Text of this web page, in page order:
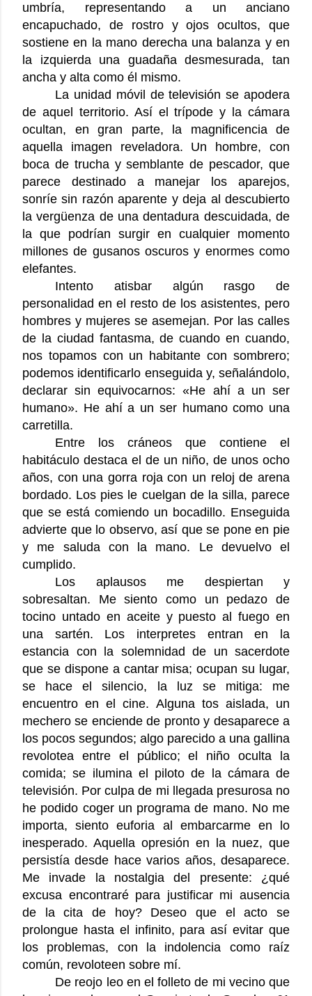
umbría, representando a un anciano
encapuchado, de rostro y ojos ocultos, que
sostiene en la mano derecha una balanza y en
la izquierda una guadaña desmesurada, tan
ancha y alta como él mismo.
La unidad móvil de televisión se apodera
de aquel territorio. Así el trípode y la cámara
ocultan, en gran parte, la magnificencia de
aquella imagen reveladora. Un hombre, con
boca de trucha y semblante de pescador, que
parece destinado a manejar los aparejos,
sonríe sin razón aparente y deja al descubierto
la vergüenza de una dentadura descuidada, de
la que podrían surgir en cualquier momento
millones de gusanos oscuros y enormes como
elefantes.
Intento atisbar algún rasgo de
personalidad en el resto de los asistentes, pero
hombres y mujeres se asemejan. Por las calles
de la ciudad fantasma, de cuando en cuando,
nos topamos con un habitante con sombrero;
podemos identificarlo enseguida y, señalándolo,
declarar sin equivocarnos: «He ahí a un ser
humano». He ahí a un ser humano como una
carretilla.
Entre los cráneos que contiene el
habitáculo destaca el de un niño, de unos ocho
años, con una gorra roja con un reloj de arena
bordado. Los pies le cuelgan de la silla, parece
que se está comiendo un bocadillo. Enseguida
advierte que lo observo, así que se pone en pie
y me saluda con la mano. Le devuelvo el
cumplido.
Los aplausos me despiertan y
sobresaltan. Me siento como un pedazo de
tocino untado en aceite y puesto al fuego en
una sartén. Los interpretes entran en la
estancia con la solemnidad de un sacerdote
que se dispone a cantar misa; ocupan su lugar,
se hace el silencio, la luz se mitiga: me
encuentro en el cine. Alguna tos aislada, un
mechero se enciende de pronto y desaparece a
los pocos segundos; algo parecido a una gallina
revolotea entre el público; el niño oculta la
comida; se ilumina el piloto de la cámara de
televisión. Por culpa de mi llegada presurosa no
he podido coger un programa de mano. No me
importa, siento euforia al embarcarme en lo
inesperado. Aquella opresión en la nuez, que
persistía desde hace varios años, desaparece.
Me invade la nostalgia del presente: ¿qué
excusa encontraré para justificar mi ausencia
de la cita de hoy? Deseo que el acto se
prolongue hasta el infinito, para así evitar que
los problemas, con la indolencia como raíz
común, revoloteen sobre mí.
De reojo leo en el folleto de mi vecino que